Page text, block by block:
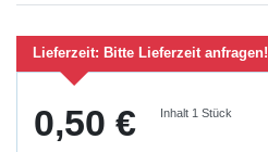
Lieferzeit: Bitte Lieferzeit anfragen!
0,50 € Inhalt 1Stück